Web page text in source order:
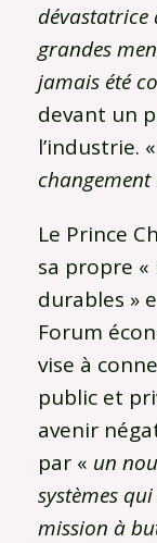
dévastatrice
grandes
jamais été
devant un
l’industrie. «
Le Prince
sa propre
durables »
Forum
vise à
public et
avenir
par « un
systèmes
mission à